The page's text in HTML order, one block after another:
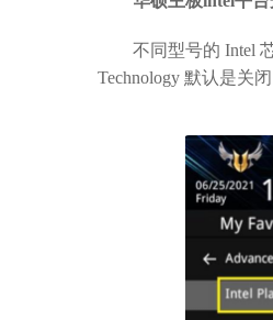
不同型号的 Intel 芯
Technology 默认是关